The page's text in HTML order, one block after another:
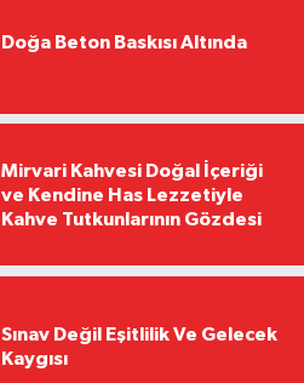
Doğa Beton Baskısı Altında
Mirvari Kahvesi Doğal İçeriği
ve Kendine Has Lezzetiyle
Kahve Tutkunlarının Gözdesi
Sınav Değil Eşitlilik Ve Gelecek
Kaygısı